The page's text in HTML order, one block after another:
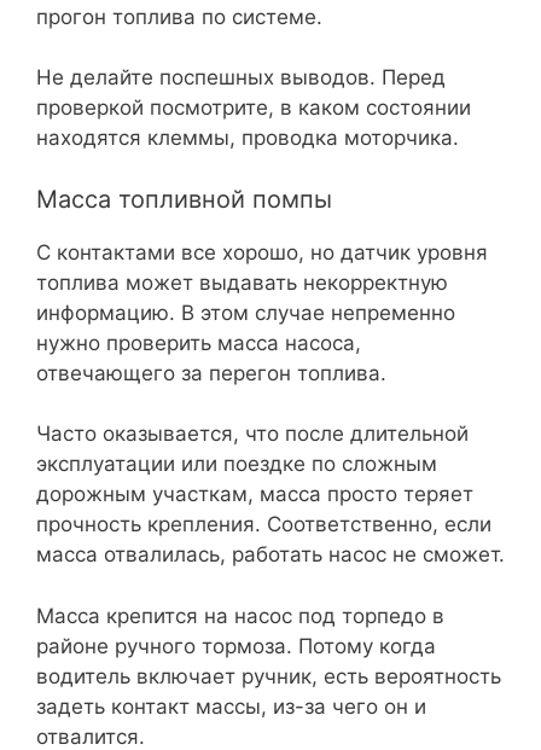
прогон топлива по системе.
Не делайте поспешных выводов. Перед
проверкой посмотрите, в каком состоянии
находятся клеммы, проводка моторчика.
Масса топливной помпы
С контактами все хорошо, но датчик уровня
топлива может выдавать некорректную
информацию. В этом случае непременно
нужно проверить масса насоса,
отвечающего за перегон топлива.
Часто оказывается, что после длительной
эксплуатации или поездке по сложным
дорожным участкам, масса просто теряет
прочность крепления. Соответственно, если
масса отвалилась, работать насос не сможет.
Масса крепится на насос под торпедо в
районе ручного тормоза. Потому когда
водитель включает ручник, есть вероятность
задеть контакт массы, из-за чего он и
отвалится.